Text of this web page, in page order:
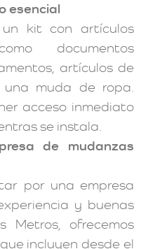
esencial
kit con artículos
documentos
artículos de
muda de ropa.
acceso inmediato
se instala.
de mudanzas
por una empresa
y buenas
Metros, ofrecemos
incluyen desde el